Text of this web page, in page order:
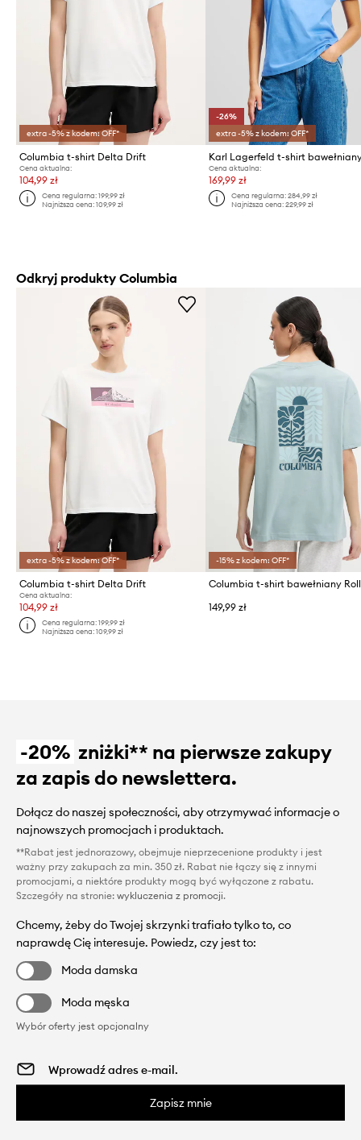
extra -5% z kodem: OFF*
Columbia t-shirt Delta Drift
Cena aktualna:
104,99 zł
Cena regularna:199,99 zł
Najniższa cena:109,99 zł
-26%
extra -5% z kodem: OFF*
Cena aktualna:
169,99 zł
Cena regularna: 284,99 zł
Najniższa cena: 229,99 zł
Odkryj produkty Columbia
extra -5% z kodem: OFF*
Columbia t-shirt Delta Drift
Cena aktualna:
104,99 zł
Cena regularna:199,99 zł
Najniższa cena:109,99 zł
-15% z kodem: OFF*
149,99 zł
-20% zniżki** na pierwsze zakupy
za zapis do newslettera.
Dołącz do naszej społeczności, aby otrzymywać informacje o
najnowszych promocjach i produktach.
**Rabat jest jednorazowy, obejmuje nieprzecenione produkty i jest
ważny przy zakupach za min. 350 zł. Rabat nie łączy się z innymi
promocjami, a niektóre produkty mogą być wyłączone z rabatu.
Szczegóły na stronie: wykluczenia z promocji.
Chcemy, żeby do Twojej skrzynki trafiało tylko to, co
naprawdę Cię interesuje. Powiedz, czy jest to:
Moda damska
Moda męska
Wybór oferty jest opcjonalny
Zapisz mnie